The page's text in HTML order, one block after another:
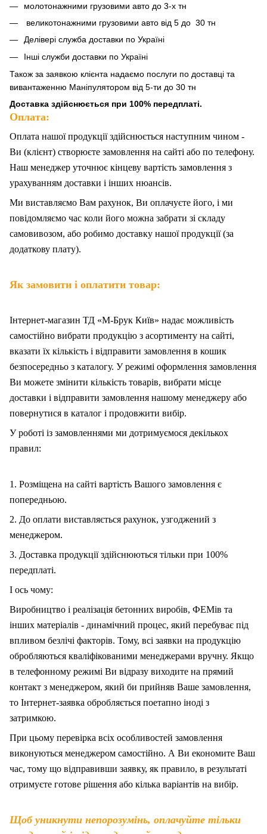
молотонажними грузовими авто до 3-х тн
великотонажними грузовими авто від 5 до 30 тн
Делівері служба доставки по Україні
Інші служби доставки по Україні
Також за заявкою клієнта надаємо послуги по доставці та
вивантаженню Маніпулятором від 5-ти до 30 тн
Доставка здійснюється при 100% передплаті.
Оплата:
Оплата нашої продукції здійснюється наступним чином -
Ви (клієнт) створюєте замовлення на сайті або по телефону.
Наш менеджер уточнює кінцеву вартість замовлення з
урахуванням доставки і інших нюансів.
Ми виставляємо Вам рахунок, Ви оплачуєте його, і ми
повідомляємо час коли його можна забрати зі складу
самовивозом, або робимо доставку нашої продукції (за
додаткову плату).
Як замовити і оплатити товар:
Інтернет-магазин ТД «М-Брук Київ» надає можливість
самостійно вибрати продукцію з асортименту на сайті,
вказати їх кількість і відправити замовлення в кошик
безпосередньо з каталогу. У режимі оформлення замовлення
Ви можете змінити кількість товарів, вибрати місце
доставки і відправити замовлення нашому менеджеру або
повернутися в каталог і продовжити вибір.
У роботі із замовленнями ми дотримуємося декількох
правил:
1. Розміщена на сайті вартість Вашого замовлення є
попередньою.
2. До оплати виставляється рахунок, узгоджений з
менеджером.
3. Доставка продукції здійснюються тільки при 100%
передплаті.
І ось чому:
Виробництво і реалізація бетонних виробів, ФЕМів та
інших матеріалів - динамічний процес, який перебуває під
впливом безлічі факторів. Тому, всі заявки на продукцію
обробляються кваліфікованими менеджерами вручну. Якщо
в телефонному режимі Ви відразу виходите на прямий
контакт з менеджером, який би прийняв Ваше замовлення,
то Інтернет-заявка обробляється поетапно іноді з
затримкою.
При цьому перевірка всіх особливостей замовлення
виконуються менеджером самостійно. А Ви економите Ваш
час, тому що відправивши заявку, як правило, в результаті
отримуєте готове рішення або кілька варіантів на вибір.
Щоб уникнути непорозумінь, оплачуйте тільки